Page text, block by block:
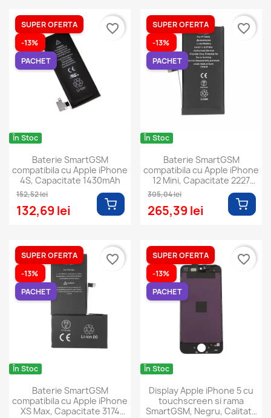
În Stoc
Baterie SmartGSM
compatibila cu Apple iPhone
4S, Capacitate 1430mAh
152,52 lei
132,69 lei
SUPER OFERTA
-13%
PACHET
favorite_border
În Stoc
Baterie SmartGSM
compatibila cu Apple iPhone
12 Mini, Capacitate 2227
305,04 lei
265,39 lei
SUPER OFERTA
-13%
PACHET
favorite_border
În Stoc
Baterie SmartGSM
compatibila cu Apple iPhone
XS Max, Capacitate 3174
SUPER OFERTA
-13%
PACHET
favorite_border
În Stoc
Display Apple iPhone 5 cu
touchscreen si rama
SmartGSM, Negru, Calitate
SUPER OFERTA
-13%
PACHET
favorite_border